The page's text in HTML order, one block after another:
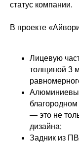
статус компании.
В проекте
Лицевую
толщиной 3
— это не
дизайна;
Задник из